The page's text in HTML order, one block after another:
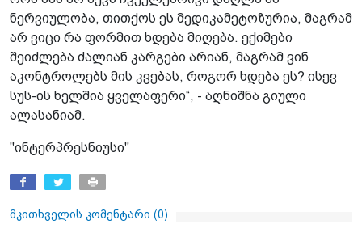
ნერვიულობა, თითქოს ეს მედიკამეტოზურია, მაგრამ
არ ვიცი რა ფორმით ხდება მიღება. ექიმები
შეიძლება ძალიან კარგები არიან, მაგრამ ვინ
აკონტროლებს მის კვებას, როგორ ხდება ეს? ისევ
სუს-ის ხელშია ყველაფერი“, - აღნიშნა გიული
ალასანიამ.
"ინტერპრესნიუსი"
მკითხველის კომენტარი (0)